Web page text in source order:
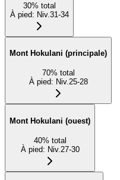
30% total
À pied: Niv.31-34
Mont Hokulani (principale)
70% total
À pied: Niv.25-28
Mont Hokulani (ouest)
40% total
À pied: Niv.27-30